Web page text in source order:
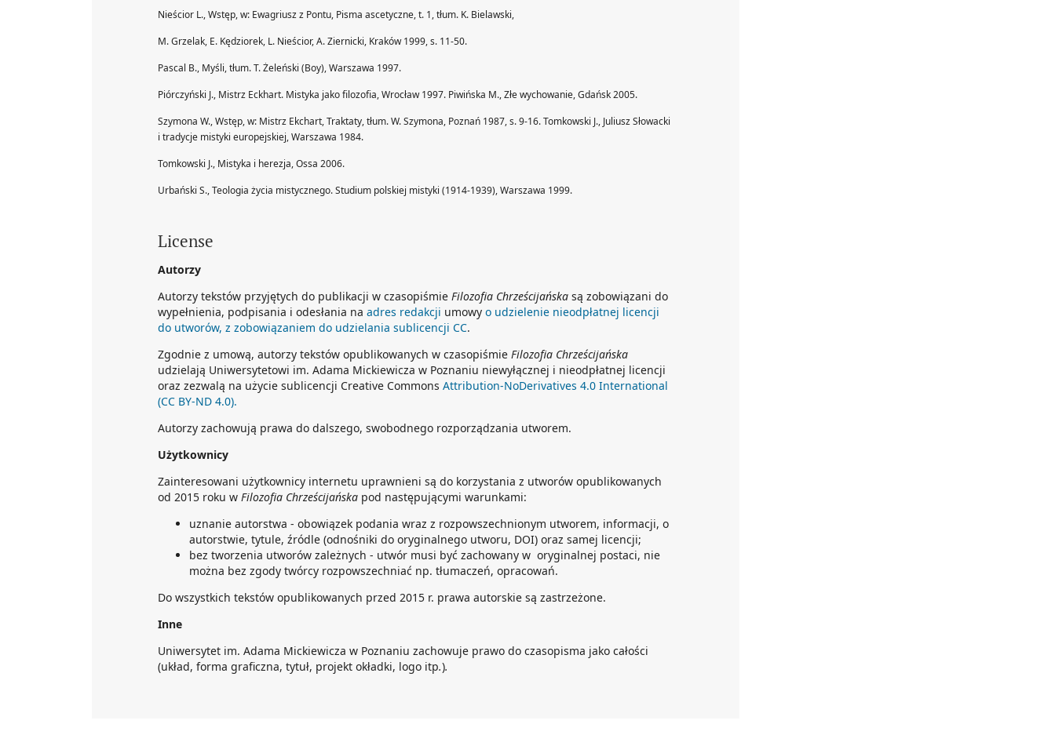
Nieścior L., Wstęp, w: Ewagriusz z Pontu, Pisma ascetyczne, t. 1, tłum. K. Bielawski,
M. Grzelak, E. Kędziorek, L. Nieścior, A. Ziernicki, Kraków 1999, s. 11-50.
Pascal B., Myśli, tłum. T. Żeleński (Boy), Warszawa 1997.
Piórczyński J., Mistrz Eckhart. Mistyka jako filozofia, Wrocław 1997. Piwińska M., Złe wychowanie, Gdańsk 2005.
Szymona W., Wstęp, w: Mistrz Ekchart, Traktaty, tłum. W. Szymona, Poznań 1987, s. 9-16. Tomkowski J., Juliusz Słowacki
i tradycje mistyki europejskiej, Warszawa 1984.
Tomkowski J., Mistyka i herezja, Ossa 2006.
Urbański S., Teologia życia mistycznego. Studium polskiej mistyki (1914-1939), Warszawa 1999.
License
Autorzy
Autorzy tekstów przyjętych do publikacji w czasopiśmie Filozofia Chrześcijańska są zobowiązani do
wypełnienia, podpisania i odesłania na adres redakcji umowy o udzielenie nieodpłatnej licencji
do utworów, z zobowiązaniem do udzielania sublicencji CC.
Zgodnie z umową, autorzy tekstów opublikowanych w czasopiśmie Filozofia Chrześcijańska
udzielają Uniwersytetowi im. Adama Mickiewicza w Poznaniu niewyłącznej i nieodpłatnej licencji
oraz zezwalą na użycie sublicencji Creative Commons Attribution-NoDerivatives 4.0 International
(CC BY-ND 4.0).
Autorzy zachowują prawa do dalszego, swobodnego rozporządzania utworem.
Użytkownicy
Zainteresowani użytkownicy internetu uprawnieni są do korzystania z utworów opublikowanych
od 2015 roku w Filozofia Chrześcijańska pod następującymi warunkami:
uznanie autorstwa - obowiązek podania wraz z rozpowszechnionym utworem, informacji, o
autorstwie, tytule, źródle (odnośniki do oryginalnego utworu, DOI) oraz samej licencji;
bez tworzenia utworów zależnych - utwór musi być zachowany w oryginalnej postaci, nie
można bez zgody twórcy rozpowszechniać np. tłumaczeń, opracowań.
Do wszystkich tekstów opublikowanych przed 2015 r. prawa autorskie są zastrzeżone.
Inne
Uniwersytet im. Adama Mickiewicza w Poznaniu zachowuje prawo do czasopisma jako całości
(układ, forma graficzna, tytuł, projekt okładki, logo itp.).